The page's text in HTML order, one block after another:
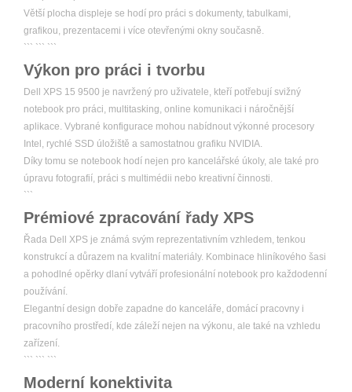
Větší plocha displeje se hodí pro práci s dokumenty, tabulkami,
grafikou, prezentacemi i více otevřenými okny současně.
``` ``` ```
Výkon pro práci i tvorbu
Dell XPS 15 9500 je navržený pro uživatele, kteří potřebují svižný
notebook pro práci, multitasking, online komunikaci i náročnější
aplikace. Vybrané konfigurace mohou nabídnout výkonné procesory
Intel, rychlé SSD úložiště a samostatnou grafiku NVIDIA.
Díky tomu se notebook hodí nejen pro kancelářské úkoly, ale také pro
úpravu fotografií, práci s multimédii nebo kreativní činnosti.
```
Prémiové zpracování řady XPS
Řada Dell XPS je známá svým reprezentativním vzhledem, tenkou
konstrukcí a důrazem na kvalitní materiály. Kombinace hliníkového šasi
a pohodlné opěrky dlaní vytváří profesionální notebook pro každodenní
používání.
Elegantní design dobře zapadne do kanceláře, domácí pracovny i
pracovního prostředí, kde záleží nejen na výkonu, ale také na vzhledu
zařízení.
``` ``` ```
Moderní konektivita